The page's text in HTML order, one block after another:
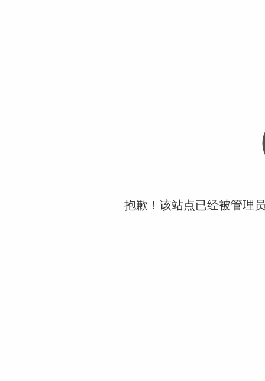
抱歉！该站点已经被管理